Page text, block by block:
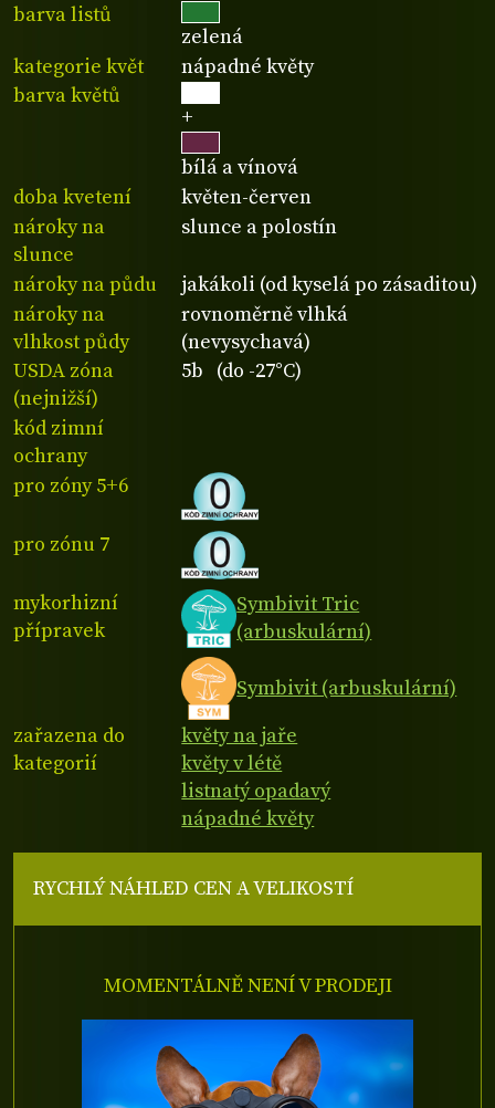
barva listů
zelená
kategorie květ
nápadné květy
barva květů
+
bílá a vínová
doba kvetení
květen-červen
nároky na
slunce
slunce a polostín
nároky na půdu
jakákoli (od kyselá po zásaditou)
nároky na
vlhkost půdy
rovnoměrně vlhká
(nevysychavá)
USDA zóna
(nejnižší)
5b (do -27°C)
kód zimní
ochrany
pro zóny 5+6
pro zónu 7
mykorhizní
přípravek
Symbivit Tric
(arbuskulární)
Symbivit (arbuskulární)
zařazena do
kategorií
květy na jaře
květy v létě
listnatý opadavý
nápadné květy
RYCHLÝ NÁHLED CEN A VELIKOSTÍ
MOMENTÁLNĚ NENÍ V PRODEJI